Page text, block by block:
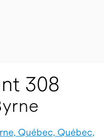
308
Québec, Québec,